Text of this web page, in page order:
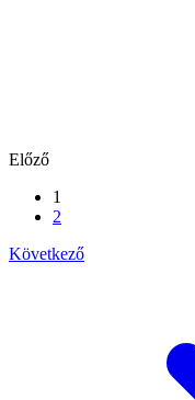
Előző
1
2
Következő